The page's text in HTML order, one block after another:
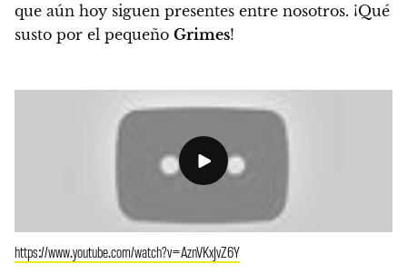
que aún hoy siguen presentes entre nosotros. ¡Qué
susto por el pequeño Grimes!
https://www.youtube.com/watch?v=AznVKxJvZ6Y